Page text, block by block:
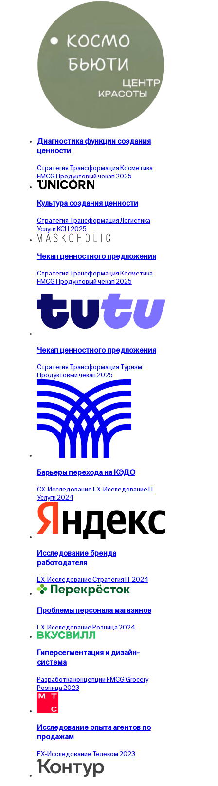
Диагностика функции создания
ценности
Стратегия ТрансформацияКосметика
FMCGПродуктовый чекап2025
Культура создания ценности
Стратегия ТрансформацияЛогистика
УслугиКСЦ2025
Чекап ценностного предложения
Стратегия ТрансформацияКосметика
FMCGПродуктовый чекап2025
Чекап ценностного предложения
Стратегия Трансформация Туризм
Продуктовый чекап2025
Барьеры перехода на КЭДО
CX-ИсследованиеEX-ИсследованиеIT
Услуги2024
Исследование бренда
работодателя
EX-ИсследованиеСтратегияIT2024
Проблемы персонала магазинов
EX-ИсследованиеРозница2024
Гиперсегментация и дизайн-
система
Разработка концепцииFMCGGrocery
Розница2023
Исследование опыта агентов по
продажам
EX-Исследование Телеком2023